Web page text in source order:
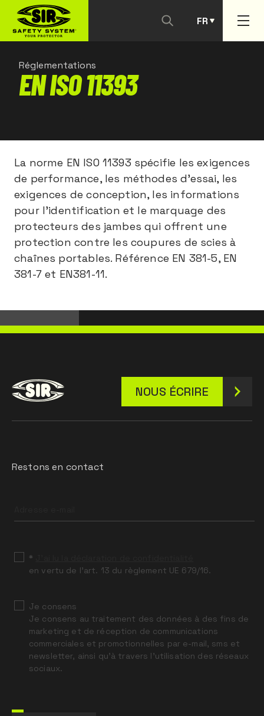
FR
PT
Réglementations
EN ISO 11393
La norme EN ISO 11393 spécifie les exigences
de performance, les méthodes d’essai, les
exigences de conception, les informations
pour l’identification et le marquage des
protecteurs des jambes qui offrent une
protection contre les coupures de scies à
chaînes portables. Référence EN 381-5, EN
381-7 et EN381-11.
NOUS ÉCRIRE
Restons en contact
field
*
en vertu de l’art. 13 du règlement UE 679/16.
Je consens
Je consens au traitement des données à des fins de
marketing et de réception de communications
commerciales et promotionnelles par e-mail, sms et
newsletter, ainsi qu’à travers l’utilisation des réseaux
sociaux.